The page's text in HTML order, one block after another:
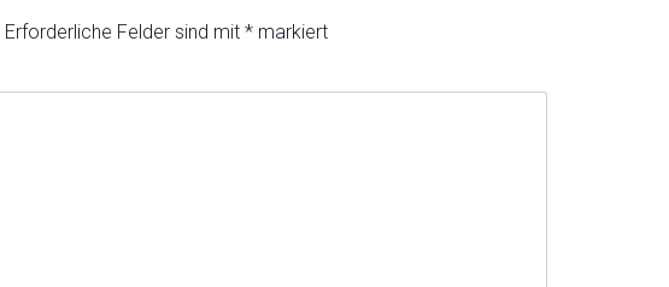
Erforderliche Felder sind mit *markiert